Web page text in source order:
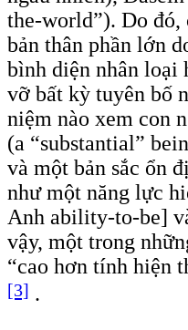
the-world”). Do đó,
bản thân phần lớn
bình diện nhân loại
vỡ bất kỳ tuyên bố
niệm nào xem con
(a “substantial”
và một bản sắc ổn
như một năng lực
Anh ability-to-be]
vậy, một trong
“cao hơn tính hiện
[3] .